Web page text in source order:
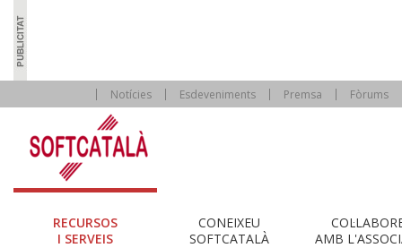
Notícies Esdeveniments Premsa Fòrums
RECURSOS
I SERVEIS
CONEIXEU
SOFTCATALÀ
AMB